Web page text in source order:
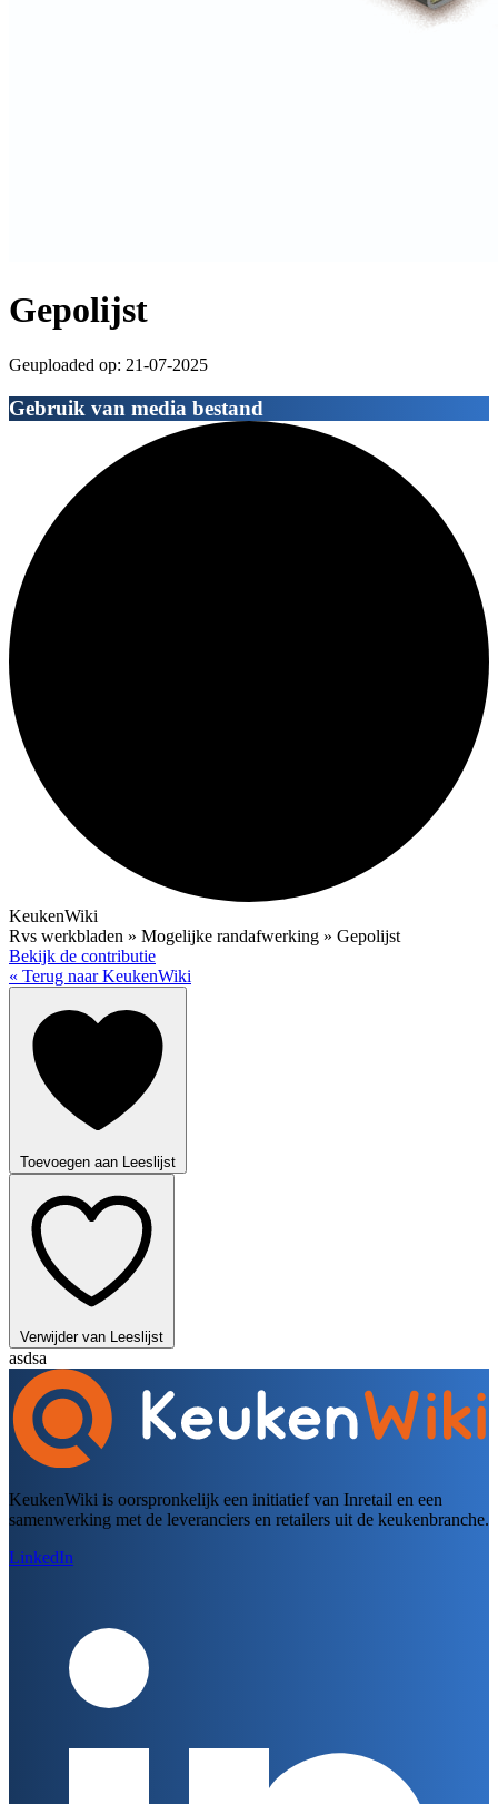
Gepolijst
Geuploaded op: 21-07-2025
Gebruik van media bestand
KeukenWiki
Rvs werkbladen » Mogelijke randafwerking » Gepolijst
Bekijk de contributie
« Terug naar KeukenWiki
Toevoegen aan Leeslijst
Verwijder van Leeslijst
asdsa
KeukenWiki is oorspronkelijk een initiatief van Inretail en een
samenwerking met de leveranciers en retailers uit de keukenbranche.
LinkedIn